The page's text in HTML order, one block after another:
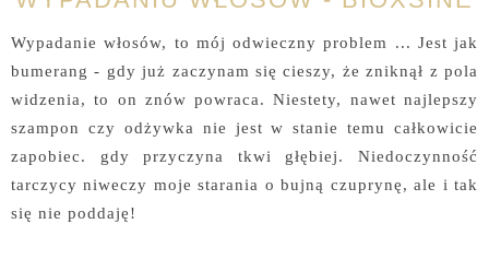
Wypadanie włosów, to mój odwieczny problem ... Jest jak
bumerang - gdy już zaczynam się cieszy, że zniknął z pola
widzenia, to on znów powraca. Niestety, nawet najlepszy
szampon czy odżywka nie jest w stanie temu całkowicie
zapobiec. gdy przyczyna tkwi głębiej. Niedoczynność
tarczycy niweczy moje starania o bujną czuprynę, ale i tak
się nie poddaję!